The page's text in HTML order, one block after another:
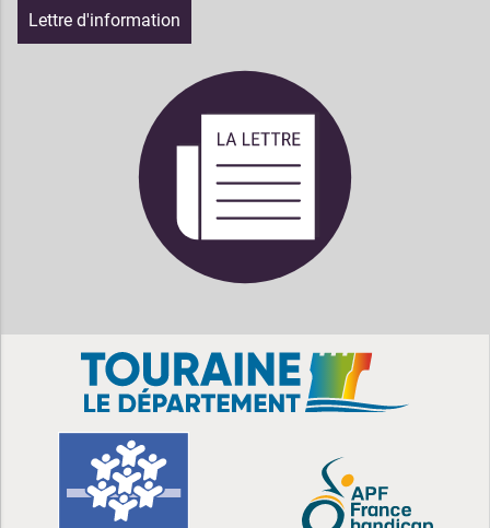
Lettre d'information